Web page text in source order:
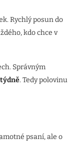
Rychlý posun do
kdo chce v
Správným
. Tedy polovinu
psaní, ale o